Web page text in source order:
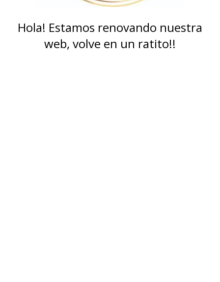
Hola! Estamos renovando nuestra
web, volve en un ratito!!